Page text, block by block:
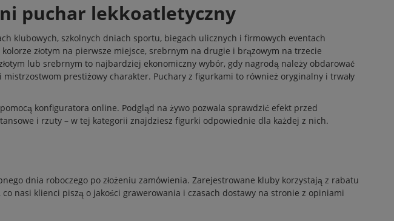
puchar lekkoatletyczny
klubowych, szkolnych dniach sportu, biegach ulicznych i firmowych eventach
złotym na pierwsze miejsce, srebrnym na drugie i brązowym na trzecie
lub srebrnym to najbardziej ekonomiczny wybór, gdy nagrodą należy obdarować
prestiżowy charakter. Puchary z figurkami to również oryginalny i trwały
konfiguratora online. Podgląd na żywo pozwala sprawdzić efekt przed
i rzuty – w tej kategorii znajdziesz figurki odpowiednie dla każdej z nich.
dnia roboczego po złożeniu zamówienia. Zarejestrowane kluby korzystają z rabatu
nasi klienci piszą o jakości grawerowania i czasach dostawy na stronie z opiniami